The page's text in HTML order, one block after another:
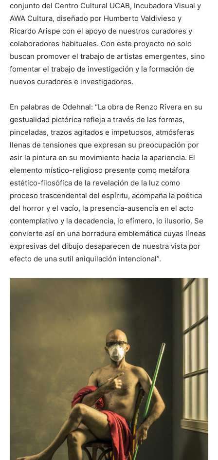
conjunto del Centro Cultural UCAB, Incubadora Visual y
AWA Cultura, diseñado por Humberto Valdivieso y
Ricardo Arispe con el apoyo de nuestros curadores y
colaboradores habituales. Con este proyecto no solo
buscan promover el trabajo de artistas emergentes, sino
fomentar el trabajo de investigación y la formación de
nuevos curadores e investigadores.
En palabras de Odehnal: “La obra de Renzo Rivera en su
gestualidad pictórica refleja a través de las formas,
pinceladas, trazos agitados e impetuosos, atmósferas
llenas de tensiones que expresan su preocupación por
asir la pintura en su movimiento hacia la apariencia. El
elemento místico-religioso presente como metáfora
estético-filosófica de la revelación de la luz como
proceso trascendental del espíritu, acompaña la poética
del horror y el vacío, la presencia-ausencia en el acto
contemplativo y la decadencia, lo efímero, lo ilusorio. Se
convierte así en una borradura emblemática cuyas líneas
expresivas del dibujo desaparecen de nuestra vista por
efecto de una sutil aniquilación intencional”.